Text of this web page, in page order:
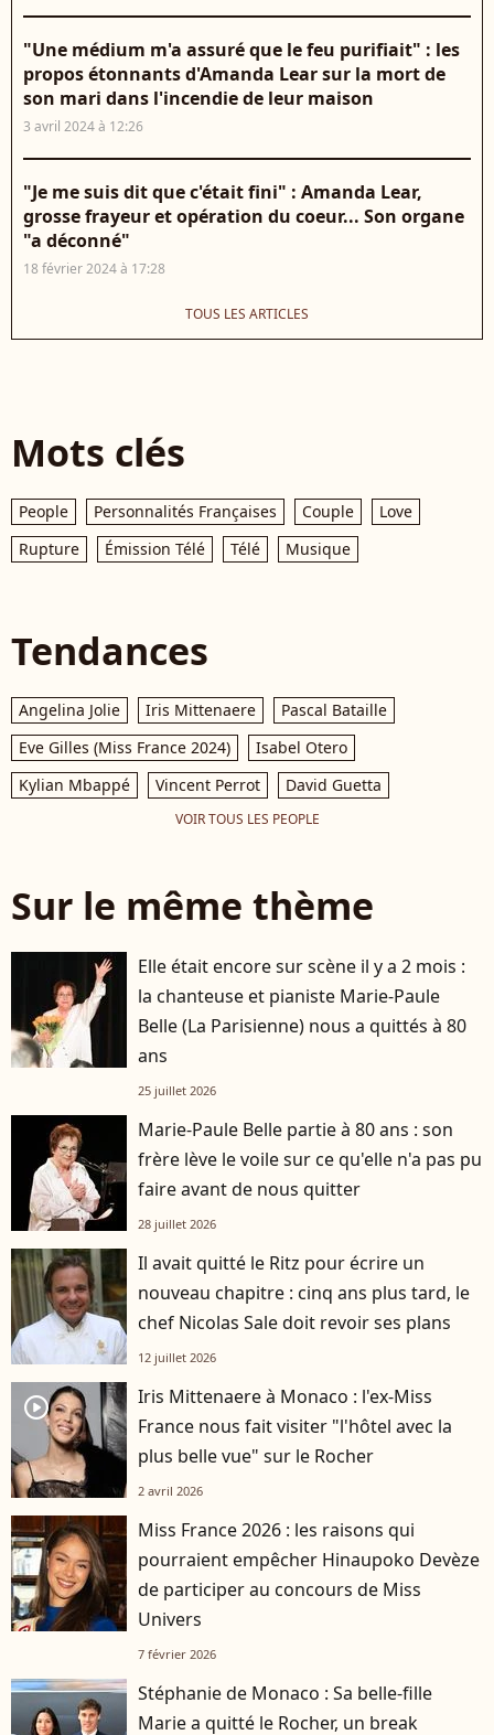
"Une médium m'a assuré que le feu purifiait" : les
propos étonnants d'Amanda Lear sur la mort de
son mari dans l'incendie de leur maison
3 avril 2024 à 12:26
"Je me suis dit que c'était fini" : Amanda Lear,
grosse frayeur et opération du coeur... Son organe
"a déconné"
18 février 2024 à 17:28
TOUS LES ARTICLES
Mots clés
People Personnalités Françaises Couple
Love
Rupture
Émission Télé Télé Musique
Tendances
Angelina Jolie Iris Mittenaere
Pascal Bataille
Eve Gilles (Miss France 2024)
Isabel Otero
Kylian Mbappé
Vincent Perrot David Guetta
VOIR TOUS LES PEOPLE
Sur le même thème
Elle était encore sur scène il y a 2 mois :
la chanteuse et pianiste Marie-Paule
Belle (La Parisienne) nous a quittés à 80
ans
25 juillet 2026
Marie-Paule Belle partie à 80 ans : son
frère lève le voile sur ce qu'elle n'a pas pu
faire avant de nous quitter
28 juillet 2026
Il avait quitté le Ritz pour écrire un
nouveau chapitre : cinq ans plus tard, le
chef Nicolas Sale doit revoir ses plans
12 juillet 2026
player2
Iris Mittenaere à Monaco : l'ex-Miss
France nous fait visiter "l'hôtel avec la
plus belle vue" sur le Rocher
2 avril 2026
Miss France 2026 : les raisons qui
pourraient empêcher Hinaupoko Devèze
de participer au concours de Miss
Univers
7 février 2026
Stéphanie de Monaco : Sa belle-fille
Marie a quitté le Rocher, un break